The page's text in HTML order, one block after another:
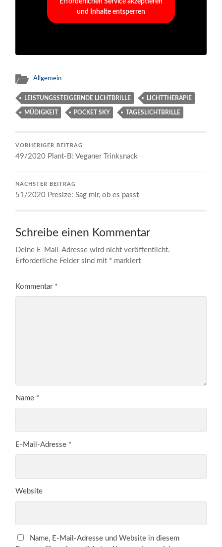
und Inhalte entsperren
Allgemein
LEISTUNGSSTEIGERNDE LICHTBRILLE LICHTTHERAPIE
MÜDIGKEIT POCKET SKY TAGESLICHTBRILLE
VORHERIGER BEITRAG
49/2020 Plant-B: Veganer Trinksnack
NÄCHSTER BEITRAG
51/2020 Presize: Sag mir, ob es passt
Schreibe einen Kommentar
Deine E-Mail-Adresse wird nicht veröffentlicht.
Erforderliche Felder sind mit * markiert
Kommentar *
Name *
E-Mail-Adresse *
Website
Name, E-Mail-Adresse und Website in diesem